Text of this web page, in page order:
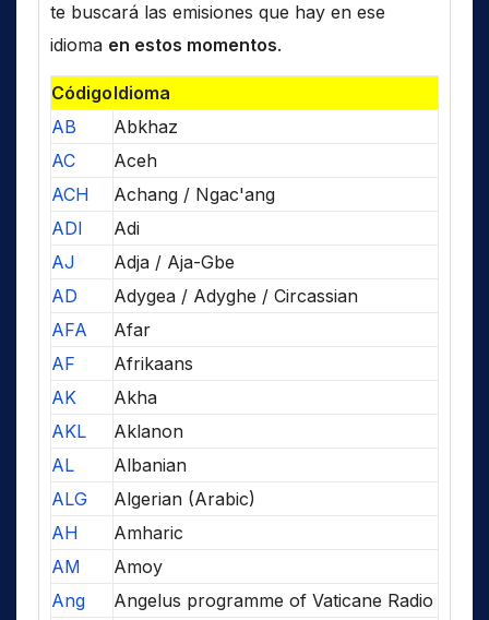
te buscará las emisiones que hay en ese
idioma en estos momentos.
CódigoIdioma
AB
Abkhaz
AC
Aceh
ACH
Achang / Ngac'ang
ADI
Adi
AJ
Adja / Aja-Gbe
AD
Adygea / Adyghe / Circassian
AFA
Afar
AF
Afrikaans
AK
Akha
AKL
Aklanon
AL
Albanian
ALG
Algerian (Arabic)
AH
Amharic
AM
Amoy
Ang
Angelus programme of Vaticane Radio